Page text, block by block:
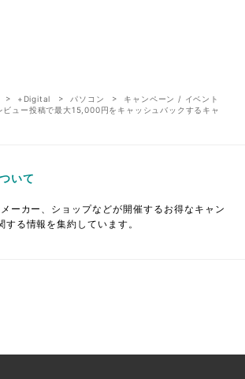
+Digital パソコン
キャンペーン / イベント
ビュー投稿で最大15,000円をキャッシュバックするキャ
いて
ーカー、ショップなどが開催するお得なキャン
る情報を集約しています。